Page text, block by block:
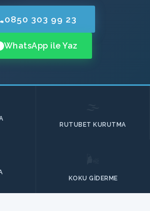
0850 303 99 23
WhatsApp ile Yaz
RUTUBET KURUTMA
KOKU GIDERME